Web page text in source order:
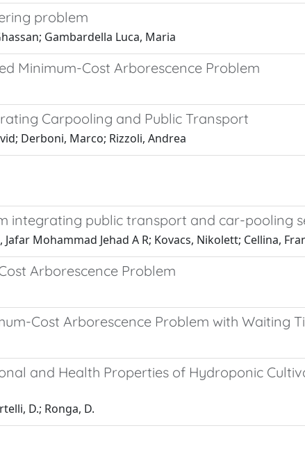
problem
Gambardella Luca, Maria
Minimum-Cost Arborescence Problem
Carpooling and Public Transport
Derboni, Marco; Rizzoli, Andrea
integrating public transport and car-pooling
Mohammad Jehad A R; Kovacs, Nikolett; Cellina,
Arborescence Problem
Cost Arborescence Problem with Waiting
and Health Properties of Hydroponic
D.; Ronga, D.